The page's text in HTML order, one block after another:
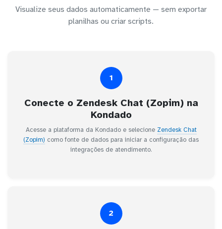
Visualize seus dados automaticamente — sem exportar
planilhas ou criar scripts.
1
Conecte o Zendesk Chat (Zopim) na
Kondado
Acesse a plataforma da Kondado e selecione Zendesk Chat
(Zopim) como fonte de dados para iniciar a configuração das
integrações de atendimento.
2